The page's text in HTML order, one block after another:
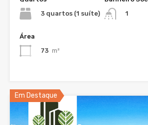
3 quartos (1 suíte)
1
Área
73 m²
Em Destaque